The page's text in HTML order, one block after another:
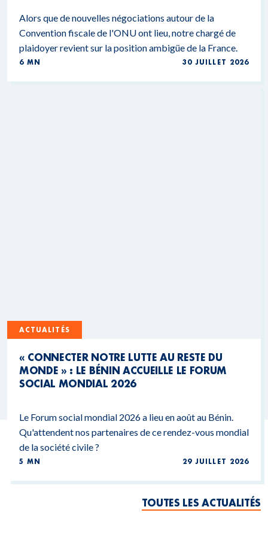
Alors que de nouvelles négociations autour de la
Convention fiscale de l'ONU ont lieu, notre chargé de
plaidoyer revient sur la position ambigüe de la France.
6 MN 30 JUILLET 2026
ACTUALITÉS
« CONNECTER NOTRE LUTTE AU RESTE DU
MONDE » : LE BÉNIN ACCUEILLE LE FORUM
SOCIAL MONDIAL 2026
Le Forum social mondial 2026 a lieu en août au Bénin.
Qu'attendent nos partenaires de ce rendez-vous mondial
de la société civile ?
5 MN 29 JUILLET 2026
TOUTES LES ACTUALITÉS